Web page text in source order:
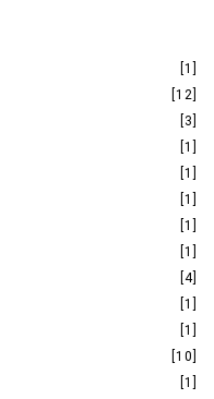
[1]
[12]
[3]
[1]
[1]
[1]
[1]
[1]
[4]
[1]
[1]
[10]
[1]